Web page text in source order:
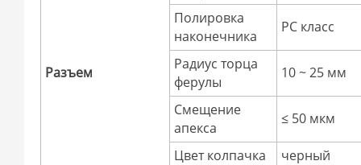
Разъем
Полировка
наконечника
PC класс
Радиус торца
ферулы
10 ~ 25 мм
Смещение
апекса
≤ 50 мкм
Цвет колпачка черный